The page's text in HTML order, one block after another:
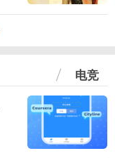
电竞